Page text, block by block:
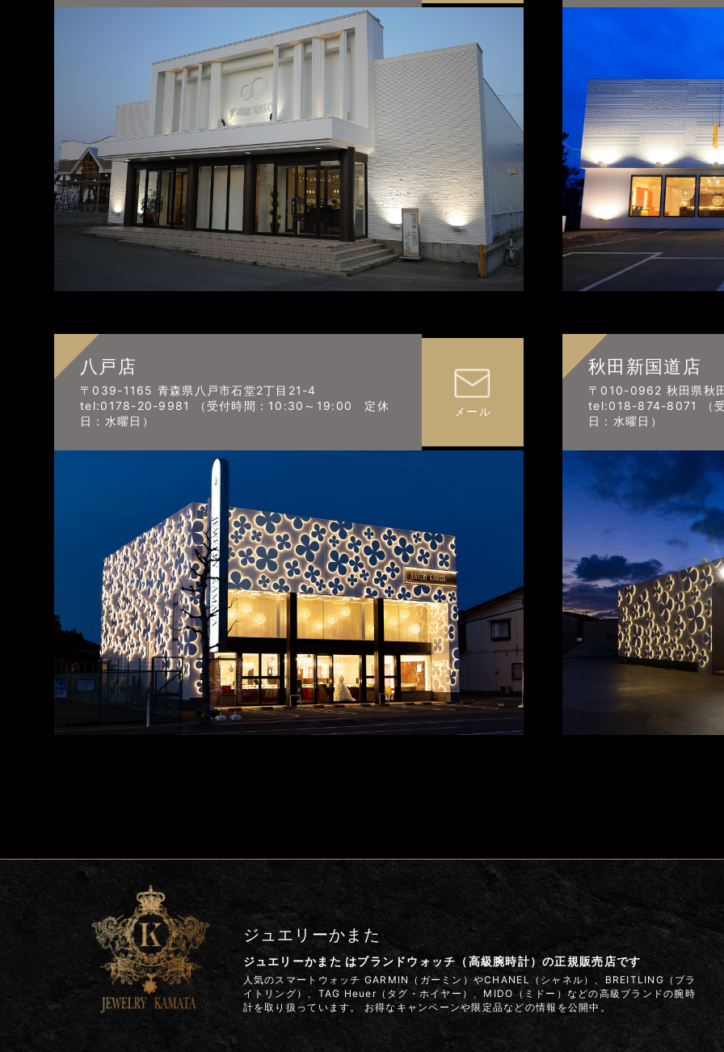
八戸店
〒039-1165 青森県八戸市石堂2丁目21-4
tel:0178-20-9981 （受付時間：10:30～19:00 定休
日：水曜日）
メール
秋田新国道店
〒010-0962 秋田県秋
tel:018-874-8071 （
日：水曜日）
ジュエリーかまた
ジュエリーかまた はブランドウォッチ（高級腕時計）の正規販売店です
人気のスマートウォッチ GARMIN（ガーミン）やCHANEL（シャネル）、BREITLING（ブラ
イトリング）、TAG Heuer（タグ・ホイヤー）、MIDO（ミドー）などの高級ブランドの腕時
計を取り扱っています。 お得なキャンペーンや限定品などの情報を公開中。